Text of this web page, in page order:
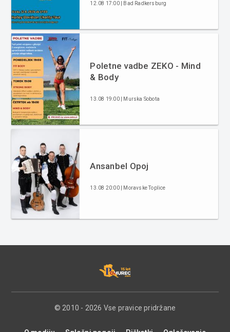
12.08 17:00 | Bad Radkersburg
Poletne vadbe ZEKO - Mind
& Body
13.08 19:00 | Murska Sobota
Ansanbel Opoj
13.08 20:00 | Moravske Toplice
© 2010 - 2026 Vse pravice pridržane